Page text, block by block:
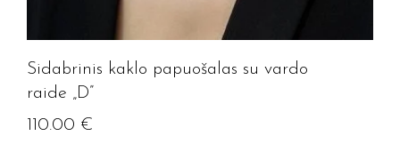
Sidabrinis kaklo papuošalas su vardo
raide „D”
110.00 €